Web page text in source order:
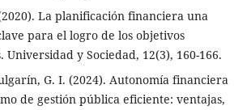
La planificación financiera una
para el logro de los objetivos
Universidad y Sociedad, 12(3), 160-166.
G. I. (2024). Autonomía financiera
de gestión pública eficiente: ventajas,